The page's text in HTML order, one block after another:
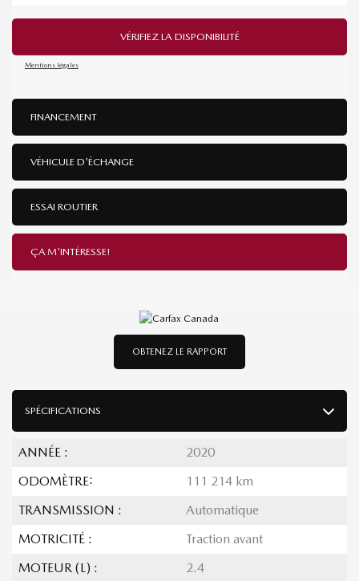
OBTENEZ LE RAPPORT
SPÉCIFICATIONS
ANNÉE :
2020
ODOMÈTRE:
111 214 km
TRANSMISSION :
Automatique
MOTRICITÉ :
Traction avant
MOTEUR (L) :
2.4
VÉRIFIEZ LA DISPONIBILITÉ
Mentions légales
FINANCEMENT
VÉHICULE D'ÉCHANGE
ESSAI ROUTIER
ÇA M'INTÉRESSE!